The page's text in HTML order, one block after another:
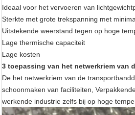
Ideaal voor het vervoeren van
Sterkte met grote trekspanning met
Uitstekende weerstand tegen op hoge
Lage thermische capaciteit
Lage kosten
3 toepassing van het netwerkriem van
De het netwerkriem van de
schoonmaken van faciliteiten,
werkende industrie zelfs bij op hoge